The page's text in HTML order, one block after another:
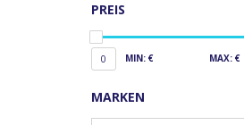
PREIS
0 MIN: € MAX: €
MARKEN